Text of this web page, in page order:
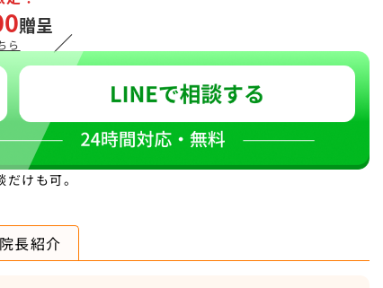
贈呈
ら ／
けも可。
院長紹介